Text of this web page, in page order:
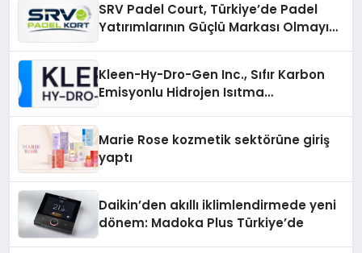
SRV Padel Court, Türkiye’de Padel
Yatırımlarının Güçlü Markası Olmayı
Kleen-Hy-Dro-Gen Inc., Sıfır Karbon
Emisyonlu Hidrojen Isıtma
Marie Rose kozmetik sektörüne giriş
yaptı
Daikin’den akıllı iklimlendirmede yeni
dönem: Madoka Plus Türkiye’de